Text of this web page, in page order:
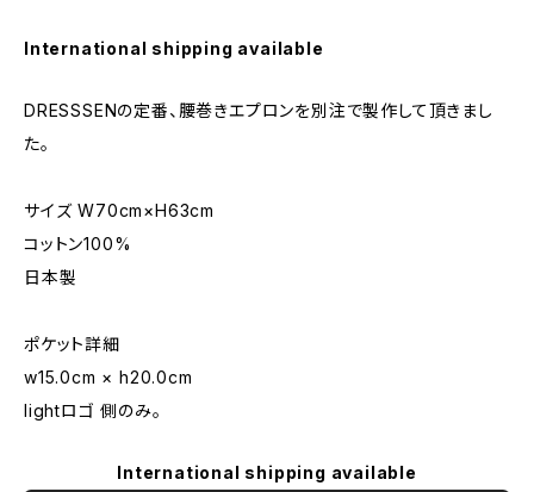
International shipping available
DRESSSENの定番、腰巻きエプロンを別注で製作して頂きまし
た。
サイズ W70cm×H63cm
コットン100%
日本製
ポケット詳細
w15.0cm × h20.0cm
lightロゴ 側のみ。
International shipping available